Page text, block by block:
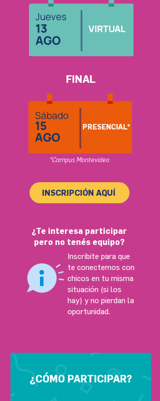
Jueves
13
AGO
VIRTUAL
FINAL
PRESENCIAL*
Sábado
15
AGO
*Campus Montevideo
INSCRIPCIÓN AQUÍ
¿Te interesa participar
pero no tenés equipo?
Inscribite para que
te conectemos con
chicos en tu misma
situación (si los
hay) y no pierdan la
oportunidad.
¿CÓMO PARTICIPAR?